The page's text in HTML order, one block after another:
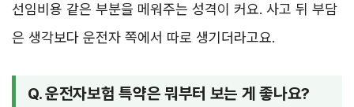
선임비용 같은 부분을 메워주는 성격이 커요. 사고 뒤 부담
은 생각보다 운전자 쪽에서 따로 생기더라고요.
Q. 운전자보험 특약은 뭐부터 보는 게 좋나요?